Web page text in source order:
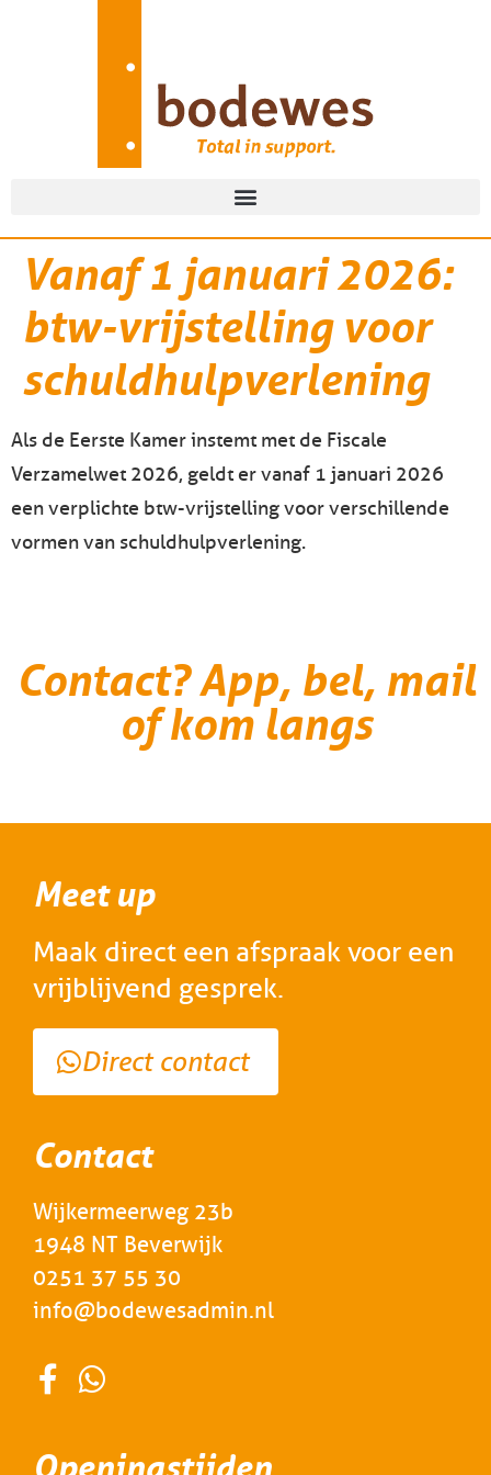
Vanaf 1 januari 2026:
btw-vrijstelling voor
schuldhulpverlening
Als de Eerste Kamer instemt met de Fiscale
Verzamelwet 2026, geldt er vanaf 1 januari 2026
een verplichte btw-vrijstelling voor verschillende
vormen van schuldhulpverlening.
Contact? App, bel, mail
of kom langs
Meet up
Maak direct een afspraak voor een
vrijblijvend gesprek.
Direct contact
Contact
Wijkermeerweg 23b
1948 NT Beverwijk
0251 37 55 30
info@bodewesadmin.nl